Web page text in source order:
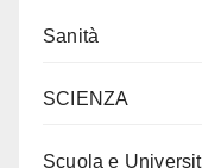
Sanità
SCIENZA
Scuola e